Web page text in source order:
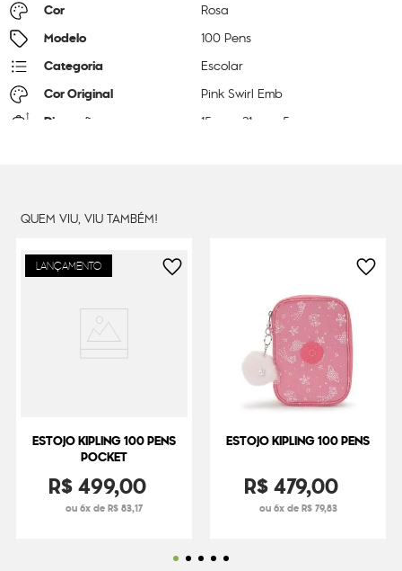
Cor Rosa
Modelo 100 Pens
Categoria Escolar
Cor Original Pink Swirl Emb
Dimensões 15 21 5
QUEM VIU, VIU TAMBÉM!
LANÇAMENTO
ESTOJO KIPLING 100 PENS
POCKET
R$499,00
ou 6x de R$ 83,17
ESTOJO KIPLING 100 PENS
R$479,00
ou 6x de R$ 79,83